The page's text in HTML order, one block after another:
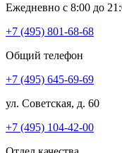
Ежедневно с 8:00 до
+7 (495) 801-68-68
Общий телефон
+7 (495) 645-69-69
ул. Советская, д. 60
+7 (495) 104-42-00